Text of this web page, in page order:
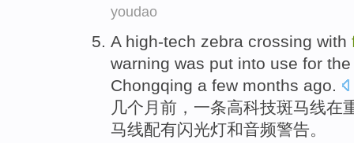
youdao
Ahigh-tech zebra crossing with
warning was put into use for
Chongqing a few months ago.
几个月前，一条高科技斑马线在
马线配有闪光灯和音频警告。